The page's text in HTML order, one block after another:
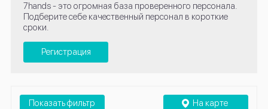
7hands - это огромная база проверенного персонала.
Подберите себе качественный персонал в короткие
сроки.
Регистрация
На карте
Показать фильтр